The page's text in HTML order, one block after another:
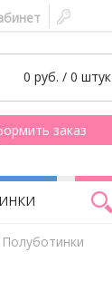
0 руб. / 0 штук
заказ